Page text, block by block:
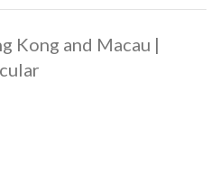
Kong and Macau |